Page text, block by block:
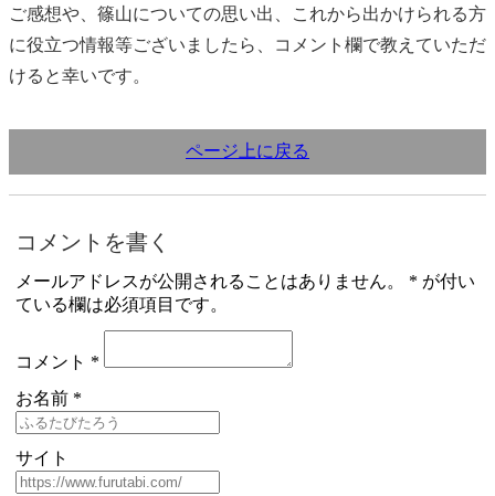
ご感想や、篠山についての思い出、これから出かけられる方
に役立つ情報等ございましたら、コメント欄で教えていただ
けると幸いです。
ページ上に戻る
コメントを書く
メールアドレスが公開されることはありません。 * が付い
ている欄は必須項目です。
コメント *
お名前 *
サイト